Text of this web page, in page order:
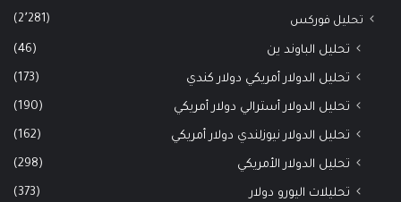
تحليل فوركس (2٬281)
تحليل الباوند ين (46)
تحليل الدولار أمريكي دولار كندي (173)
تحليل الدولار أسترالي دولار أمريكي (190)
تحليل الدولار نيوزلندي دولار أمريكي (162)
تحليل الدولار الأمريكي (298)
تحليلات اليورو دولار (373)